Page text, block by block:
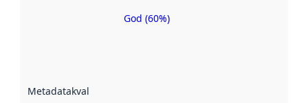
Metadatakvalitet
Metadatakvalitet
God (60%)